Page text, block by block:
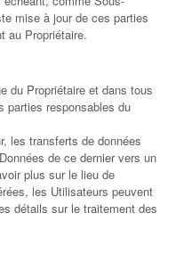
mise à jour de ces parties
au Propriétaire.
du Propriétaire et dans tous
parties responsables du
les transferts de données
de ce dernier vers un
plus sur le lieu de
les Utilisateurs peuvent
détails sur le traitement des